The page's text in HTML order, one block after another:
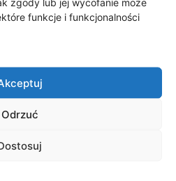
funkcje i funkcjonalności
Odrzuć
najbliższe Mistrzostwa Świata
Warto wyróżnić szczególnie
przed czasem natomiast w
2:1 i musiała się zadowolić